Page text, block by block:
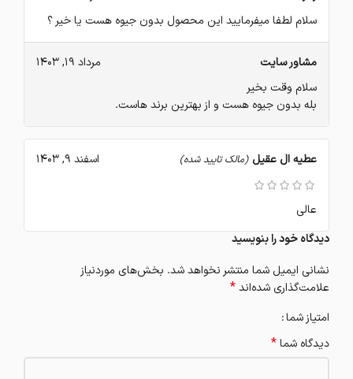
سلام لطفا میفرمایید این محصول بدون جیوه هست یا خیر ؟
مشاور سایت
مرداد 19, 1403
سلام وقت بخیر
بله بدون جیوه هست و از بهترین برند هاست.
عطیه ال عقیل (مالک تایید شده) اسفند 9, 1403
عالی
دیدگاه خود را بنویسید
نشانی ایمیل شما منتشر نخواهد شد. بخش‌های موردنیاز
علامت‌گذاری شده‌اند*
امتیاز شما
دیدگاه شما*